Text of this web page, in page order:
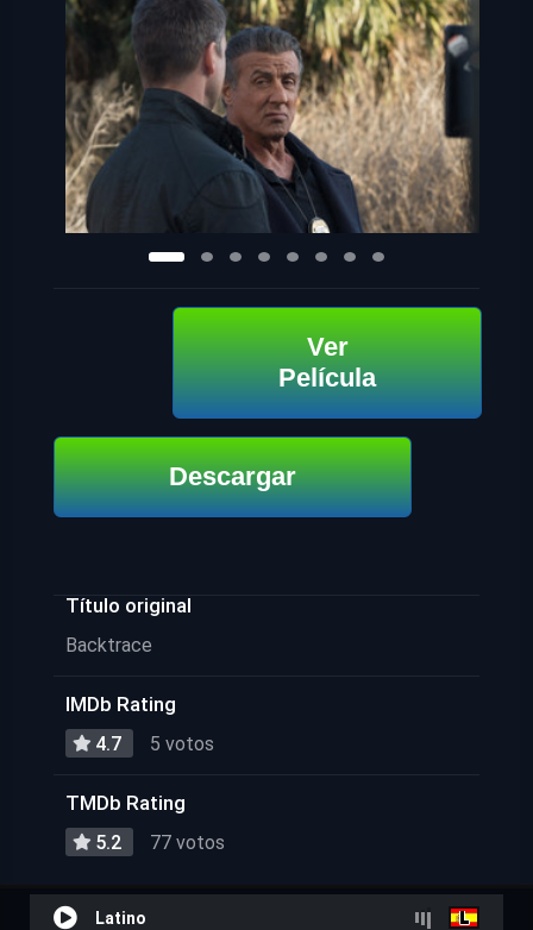
Ver
Película
Descargar
Título original
Backtrace
IMDb Rating
4.7 5 votos
TMDb Rating
5.2 77 votos
Latino